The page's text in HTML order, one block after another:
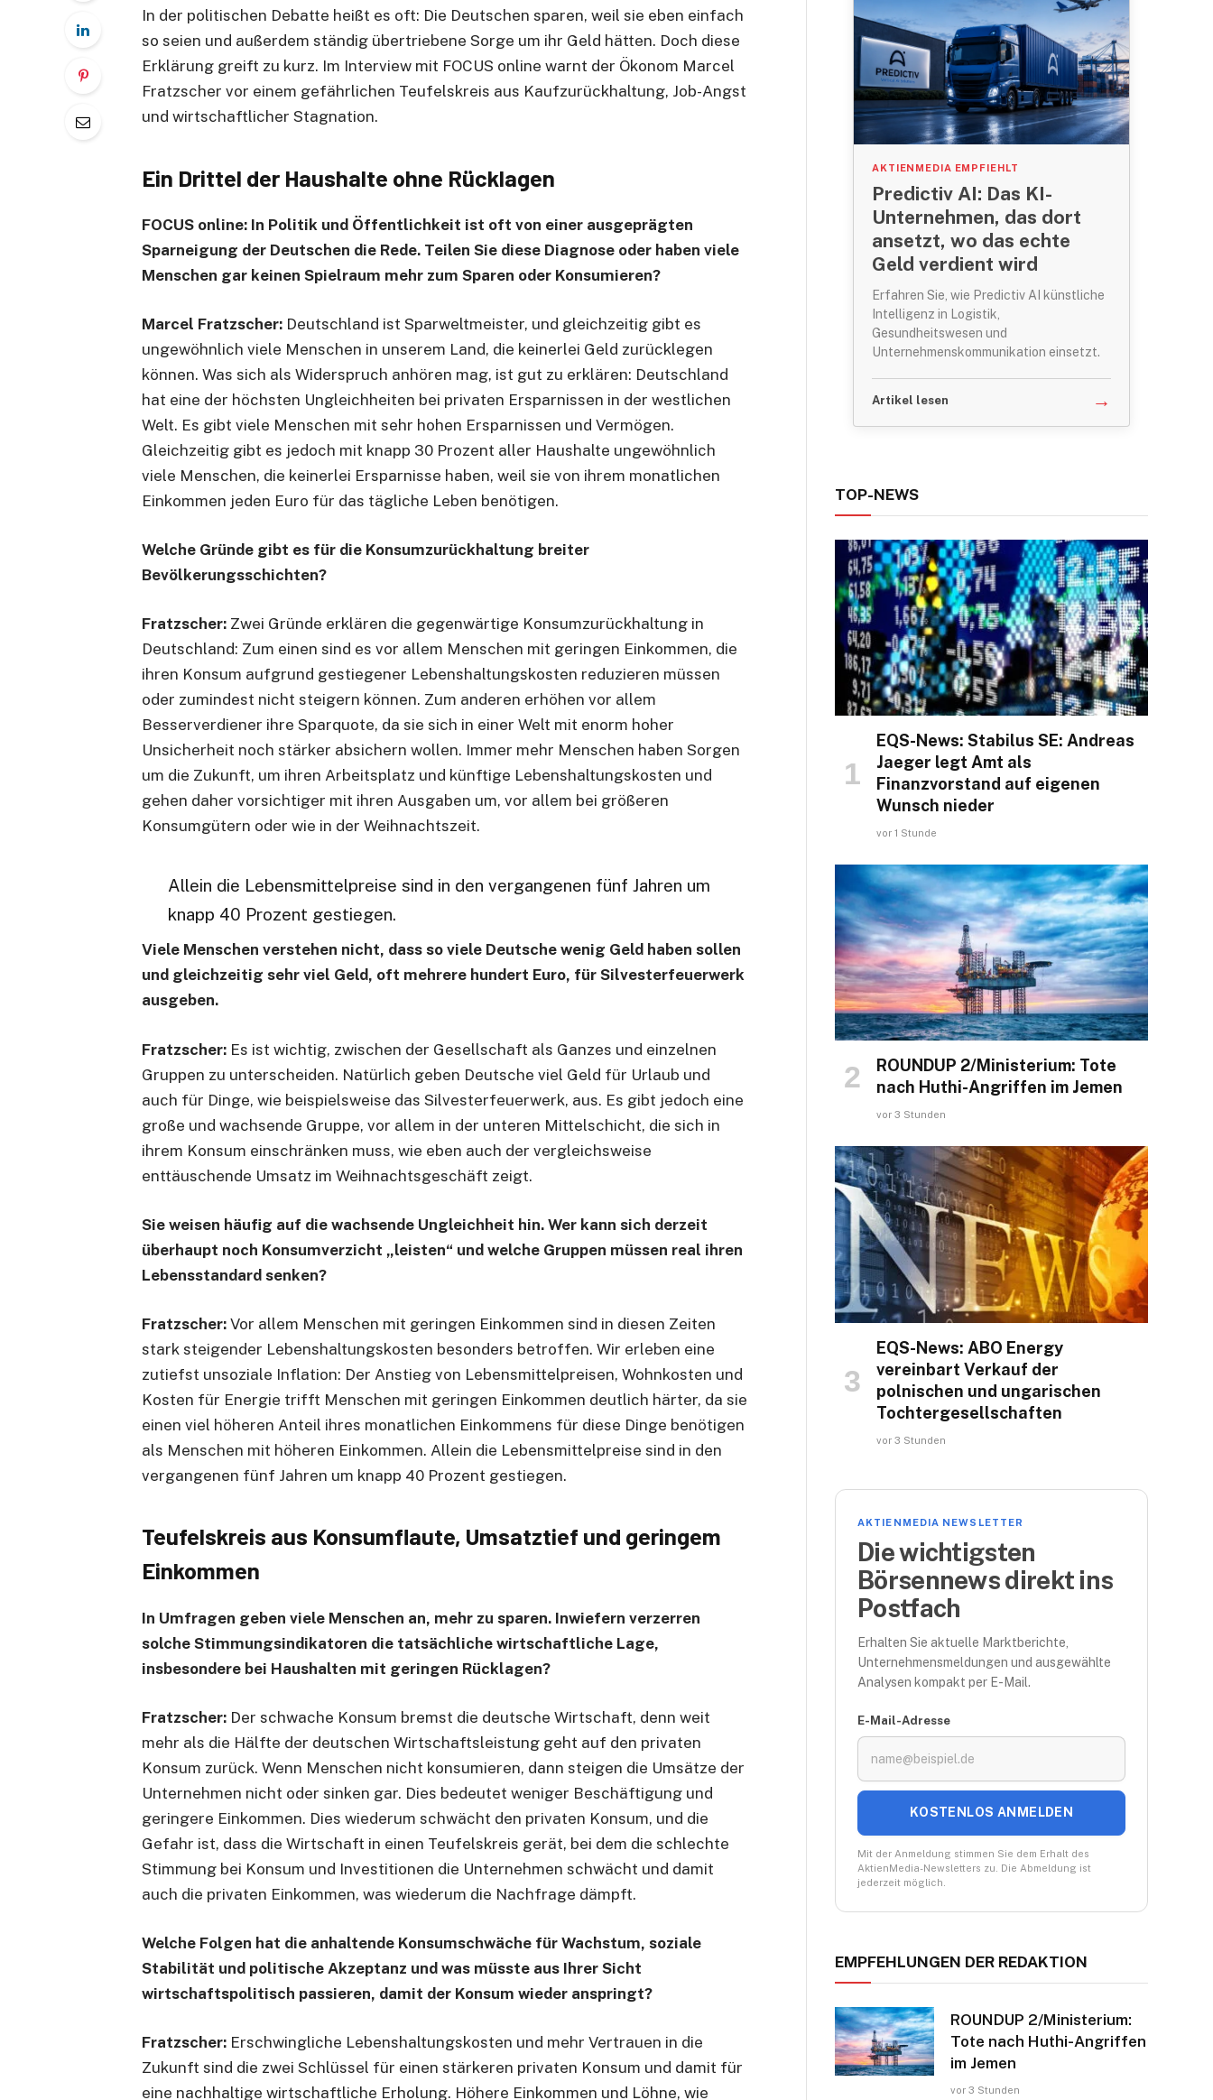
In der politischen Debatte heißt es oft: Die Deutschen sparen, weil sie eben einfach
so seien und außerdem ständig übertriebene Sorge um ihr Geld hätten. Doch diese
Erklärung greift zu kurz. Im Interview mit FOCUS online warnt der Ökonom Marcel
Fratzscher vor einem gefährlichen Teufelskreis aus Kaufzurückhaltung, Job-Angst
und wirtschaftlicher Stagnation.
Ein Drittel der Haushalte ohne Rücklagen
FOCUS online: In Politik und Öffentlichkeit ist oft von einer ausgeprägten
Sparneigung der Deutschen die Rede. Teilen Sie diese Diagnose oder haben viele
Menschen gar keinen Spielraum mehr zum Sparen oder Konsumieren?
Marcel Fratzscher: Deutschland ist Sparweltmeister, und gleichzeitig gibt es
ungewöhnlich viele Menschen in unserem Land, die keinerlei Geld zurücklegen
können. Was sich als Widerspruch anhören mag, ist gut zu erklären: Deutschland
hat eine der höchsten Ungleichheiten bei privaten Ersparnissen in der westlichen
Welt. Es gibt viele Menschen mit sehr hohen Ersparnissen und Vermögen.
Gleichzeitig gibt es jedoch mit knapp 30 Prozent aller Haushalte ungewöhnlich
viele Menschen, die keinerlei Ersparnisse haben, weil sie von ihrem monatlichen
Einkommen jeden Euro für das tägliche Leben benötigen.
Welche Gründe gibt es für die Konsumzurückhaltung breiter
Bevölkerungsschichten?
Fratzscher: Zwei Gründe erklären die gegenwärtige Konsumzurückhaltung in
Deutschland: Zum einen sind es vor allem Menschen mit geringen Einkommen, die
ihren Konsum aufgrund gestiegener Lebenshaltungskosten reduzieren müssen
oder zumindest nicht steigern können. Zum anderen erhöhen vor allem
Besserverdiener ihre Sparquote, da sie sich in einer Welt mit enorm hoher
Unsicherheit noch stärker absichern wollen. Immer mehr Menschen haben Sorgen
um die Zukunft, um ihren Arbeitsplatz und künftige Lebenshaltungskosten und
gehen daher vorsichtiger mit ihren Ausgaben um, vor allem bei größeren
Konsumgütern oder wie in der Weihnachtszeit.
Allein die Lebensmittelpreise sind in den vergangenen fünf Jahren um
knapp 40 Prozent gestiegen.
Viele Menschen verstehen nicht, dass so viele Deutsche wenig Geld haben sollen
und gleichzeitig sehr viel Geld, oft mehrere hundert Euro, für Silvesterfeuerwerk
ausgeben.
Fratzscher: Es ist wichtig, zwischen der Gesellschaft als Ganzes und einzelnen
Gruppen zu unterscheiden. Natürlich geben Deutsche viel Geld für Urlaub und
auch für Dinge, wie beispielsweise das Silvesterfeuerwerk, aus. Es gibt jedoch eine
große und wachsende Gruppe, vor allem in der unteren Mittelschicht, die sich in
ihrem Konsum einschränken muss, wie eben auch der vergleichsweise
enttäuschende Umsatz im Weihnachtsgeschäft zeigt.
Sie weisen häufig auf die wachsende Ungleichheit hin. Wer kann sich derzeit
überhaupt noch Konsumverzicht „leisten“ und welche Gruppen müssen real ihren
Lebensstandard senken?
Fratzscher: Vor allem Menschen mit geringen Einkommen sind in diesen Zeiten
stark steigender Lebenshaltungskosten besonders betroffen. Wir erleben eine
zutiefst unsoziale Inflation: Der Anstieg von Lebensmittelpreisen, Wohnkosten und
Kosten für Energie trifft Menschen mit geringen Einkommen deutlich härter, da sie
einen viel höheren Anteil ihres monatlichen Einkommens für diese Dinge benötigen
als Menschen mit höheren Einkommen. Allein die Lebensmittelpreise sind in den
vergangenen fünf Jahren um knapp 40 Prozent gestiegen.
Teufelskreis aus Konsumflaute, Umsatztief und geringem
Einkommen
In Umfragen geben viele Menschen an, mehr zu sparen. Inwiefern verzerren
solche Stimmungsindikatoren die tatsächliche wirtschaftliche Lage,
insbesondere bei Haushalten mit geringen Rücklagen?
Fratzscher: Der schwache Konsum bremst die deutsche Wirtschaft, denn weit
mehr als die Hälfte der deutschen Wirtschaftsleistung geht auf den privaten
Konsum zurück. Wenn Menschen nicht konsumieren, dann steigen die Umsätze der
Unternehmen nicht oder sinken gar. Dies bedeutet weniger Beschäftigung und
geringere Einkommen. Dies wiederum schwächt den privaten Konsum, und die
Gefahr ist, dass die Wirtschaft in einen Teufelskreis gerät, bei dem die schlechte
Stimmung bei Konsum und Investitionen die Unternehmen schwächt und damit
auch die privaten Einkommen, was wiederum die Nachfrage dämpft.
Welche Folgen hat die anhaltende Konsumschwäche für Wachstum, soziale
Stabilität und politische Akzeptanz und was müsste aus Ihrer Sicht
wirtschaftspolitisch passieren, damit der Konsum wieder anspringt?
Fratzscher: Erschwingliche Lebenshaltungskosten und mehr Vertrauen in die
Zukunft sind die zwei Schlüssel für einen stärkeren privaten Konsum und damit für
eine nachhaltige wirtschaftliche Erholung. Höhere Einkommen und Löhne, wie
AKTIENMEDIA EMPFIEHLT
Predictiv AI: Das KI-
Unternehmen, das dort
ansetzt, wo das echte
Geld verdient wird
Erfahren Sie, wie Predictiv AI künstliche
Intelligenz in Logistik,
Gesundheitswesen und
Unternehmenskommunikation einsetzt.
Artikel lesen →
TOP-NEWS
EQS-News: Stabilus SE: Andreas
Jaeger legt Amt als
Finanzvorstand auf eigenen
Wunsch nieder
vor 1 Stunde
ROUNDUP 2/Ministerium: Tote
nach Huthi-Angriffen im Jemen
vor 3 Stunden
EQS-News: ABO Energy
vereinbart Verkauf der
polnischen und ungarischen
Tochtergesellschaften
vor 3 Stunden
AKTIENMEDIA NEWSLETTER
Die wichtigsten
Börsennews direkt ins
Postfach
Erhalten Sie aktuelle Marktberichte,
Unternehmensmeldungen und ausgewählte
Analysen kompakt per E-Mail.
E-Mail-Adresse
KOSTENLOS ANMELDEN
Mit der Anmeldung stimmen Sie dem Erhalt des
AktienMedia-Newsletters zu. Die Abmeldung ist
jederzeit möglich.
EMPFEHLUNGEN DER REDAKTION
ROUNDUP 2/Ministerium:
Tote nach Huthi-Angriffen
im Jemen
vor 3 Stunden